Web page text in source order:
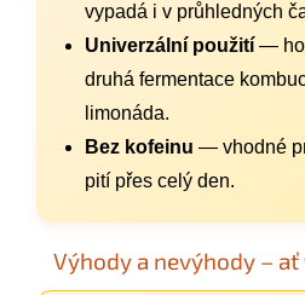
vypadá i v průhledných
Univerzální použití —
druhá fermentace
limonáda.
Bez kofeinu — vhodné
pití přes celý den.
Výhody a nevýhody –